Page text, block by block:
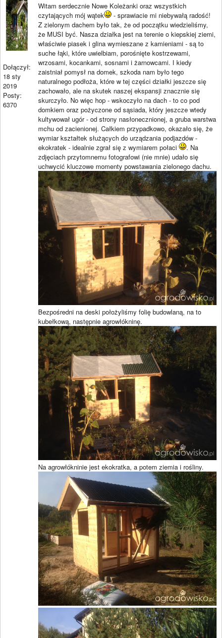
Dołączył:
18 sty
2019
Posty:
6370
Witam serdecznie Nowe Koleżanki oraz wszystkich
czytających mój wątek
- sprawiacie mi niebywałą radość!
Z zielonym dachem było tak, że od początku wiedzieliśmy,
że MUSI być. Nasza działka jest na terenie o kiepskiej ziemi,
właściwie piasek i glina wymieszane z kamieniami - są to
suche łąki, które uwielbiam, porośnięte kostrzewami,
wrzosami, kocankami, sosnami i żarnowcami. I kiedy
zaistniał pomysł na domek, szkoda nam było tego
naturalnego podłoża, które w tej części działki jeszcze się
zachowało, ale na skutek naszej ekspansji znacznie się
skurczyło. No więc hop - wskoczyło na dach - to co pod
domkiem oraz pożyczone od sąsiada, który jeszcze wtedy
kultywował ugór - od strony nasłonecznionej, a gruba warstwa
mchu od zacienionej. Całkiem przypadkowo, okazało się, że
wymiar kształtek służących do urządzania podjazdów -
ekokratek - idealnie zgrał się z wymiarem połaci
. Na
zdjęciach przytomnemu fotografowi (nie mnie) udało się
uchwycić kluczowe momenty powstawania zielonego dachu.
Bezpośredni na deski położyliśmy folię budowlaną, na to
kubełkową, następnie agrowłókninę.
Na agrowłókninie jest ekokratka, a potem ziemia i rośliny.